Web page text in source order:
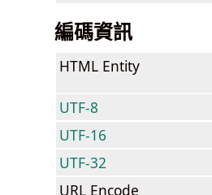
編碼資訊
HTML Entity
UTF-8
UTF-16
UTF-32
URL Encode